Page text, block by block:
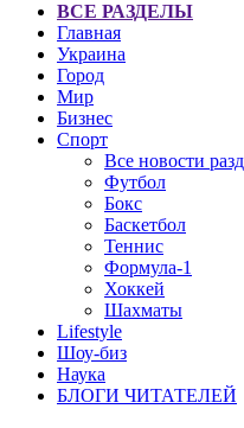
ВСЕ РАЗДЕЛЫ
Главная
Украина
Город
Мир
Бизнес
Спорт
Все новости
Футбол
Бокс
Баскетбол
Теннис
Формула-1
Хоккей
Шахматы
Lifestyle
Шоу-биз
Наука
БЛОГИ ЧИТАТЕЛЕЙ